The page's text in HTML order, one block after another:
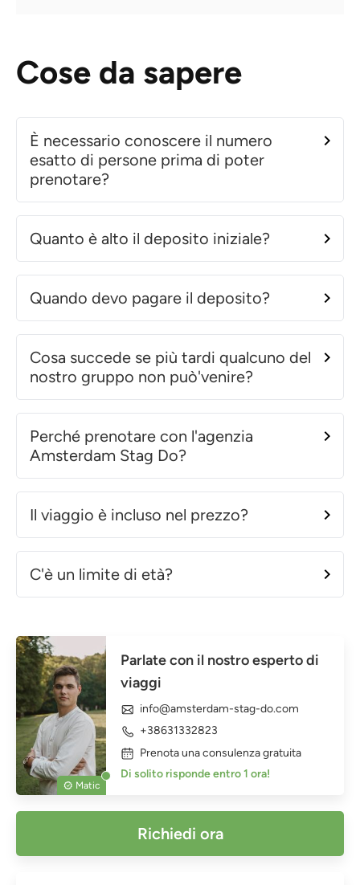
Cose da sapere
È necessario conoscere il numero
esatto di persone prima di poter
prenotare?
Quanto è alto il deposito iniziale?
Quando devo pagare il deposito?
Cosa succede se più tardi qualcuno del
nostro gruppo non può'venire?
Perché prenotare con l'agenzia
Amsterdam Stag Do?
Il viaggio è incluso nel prezzo?
C'è un limite di età?
Matic
Parlate con il nostro esperto di
viaggi
info@amsterdam-stag-do.com
+38631332823
Prenota una consulenza gratuita
Di solito risponde entro 1 ora!
Richiedi ora